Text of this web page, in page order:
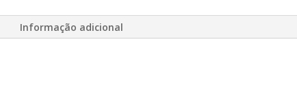
Informação adicional